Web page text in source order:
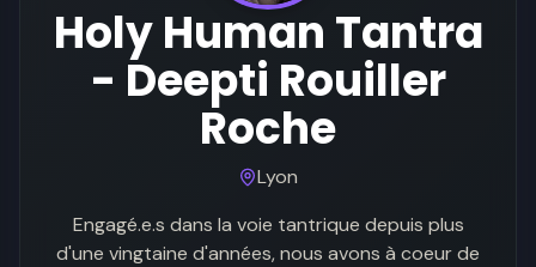
Holy Human Tantra
- Deepti Rouiller
Roche
Lyon
Engagé.e.s dans la voie tantrique depuis plus
d'une vingtaine d'années, nous avons à coeur de